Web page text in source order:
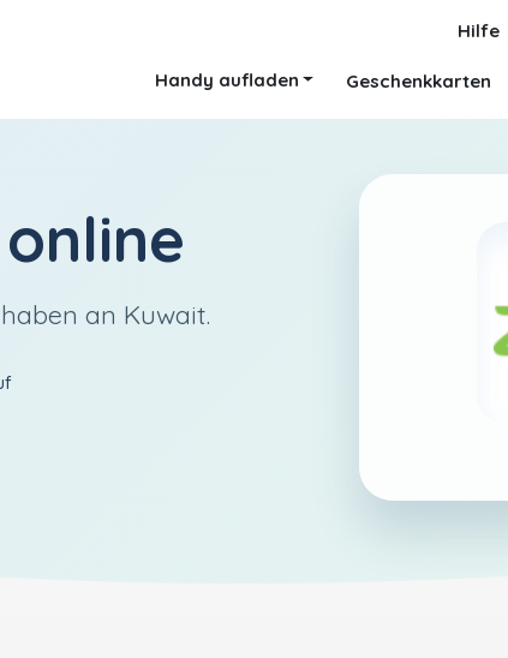
Hilfe
Handy aufladen Geschenkkarten
online
an Kuwait.